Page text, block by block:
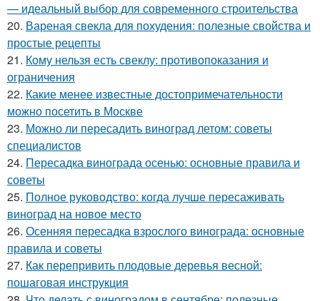
— идеальный выбор для современного строительства
20. Вареная свекла для похудения: полезные свойства и
простые рецепты
21. Кому нельзя есть свеклу: противопоказания и
ограничения
22. Какие менее известные достопримечательности
можно посетить в Москве
23. Можно ли пересадить виноград летом: советы
специалистов
24. Пересадка винограда осенью: основные правила и
советы
25. Полное руководство: когда лучше пересаживать
виноград на новое место
26. Осенняя пересадка взрослого винограда: основные
правила и советы
27. Как перепривить плодовые деревья весной:
пошаговая инструкция